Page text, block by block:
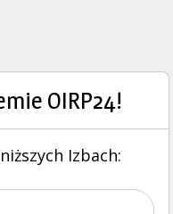
OIRP24!
Izbach: